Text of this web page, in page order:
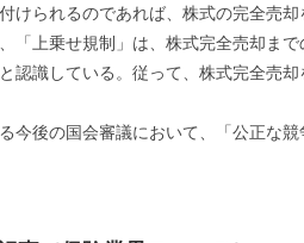
けられるのであれば、株式の完全売
「上乗せ規制」は、株式完全売却ま
認識している。従って、株式完全売
今後の国会審議において、「公正な